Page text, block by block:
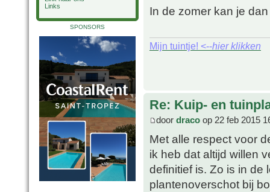
Links
SPONSORS
In de zomer kan je
Mijn tuintje! <--hier klikken
Re: Kuip- en
door draco op 22 feb 2015
Met alle respect voor
ik heb dat altijd willen
definitief is. Zo is in de
plantenoverschot bij